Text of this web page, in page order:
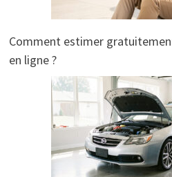
Comment estimer
en ligne ?